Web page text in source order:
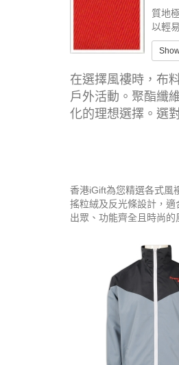
質地
以輕
在選擇風褸時，布
戶外活動。聚酯纖
化的理想選擇。選
香港iGift為您精選各式風
搖粒絨及反光條設計，
出眾、功能齊全且時尚的